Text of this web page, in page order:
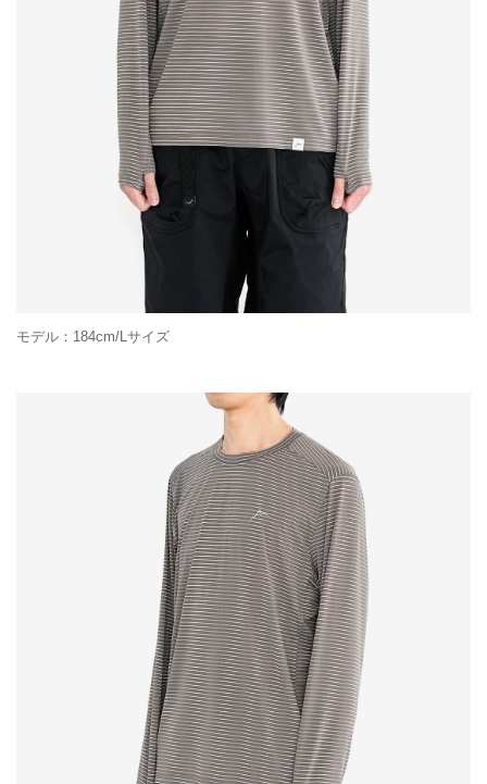
モデル：184cm/Lサイズ